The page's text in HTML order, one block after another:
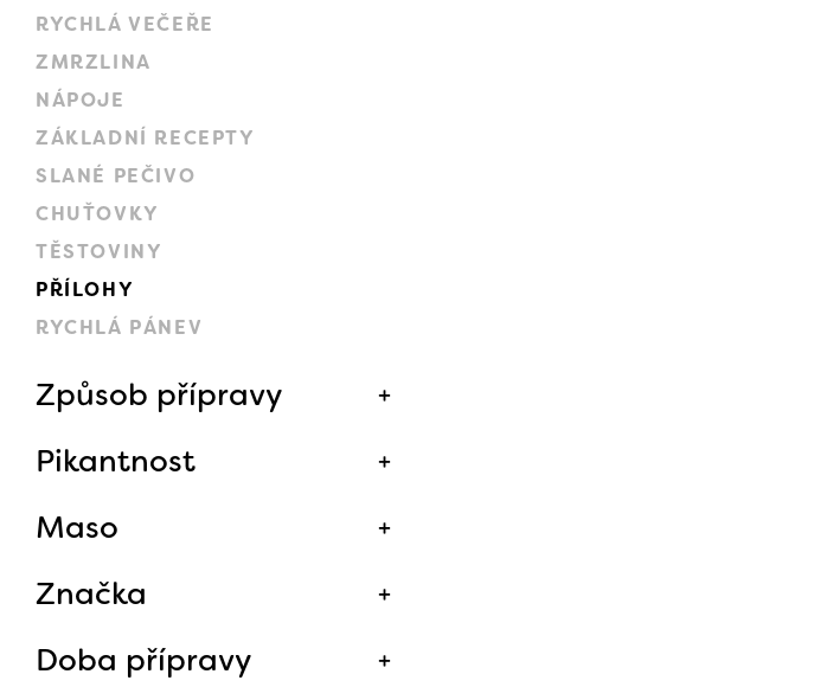
RYCHLÁ VEČEŘE
ZMRZLINA
NÁPOJE
ZÁKLADNÍ RECEPTY
SLANÉ PEČIVO
CHUŤOVKY
TĚSTOVINY
PŘÍLOHY
RYCHLÁ PÁNEV
Způsob přípravy
Pikantnost
Maso
Značka
Doba přípravy